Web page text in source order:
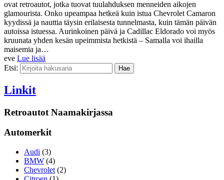
ovat retroautot, jotka tuovat tuulahduksen menneiden aikojen
glamourista. Onko upeampaa hetkeä kuin istua Chevrolet Camaron
kyydissä ja nauttia täysin erilaisesta tunnelmasta, kuin tämän päivän
autoissa istuessa. Aurinkoinen päivä ja Cadillac Eldorado voi myös
kruunata yhden kesän upeimmista hetkistä – Samalla voi ihailla
maisemia ja…
eve Lue lisää
Etsi:
Linkit
Retroautot Naamakirjassa
Automerkit
Audi (3)
BMW (4)
Chevrolet (2)